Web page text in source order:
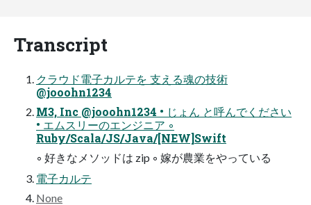
Transcript
クラウド電子カルテを 支える魂の技術
@jooohn1234
M3, Inc @jooohn1234 • じょん と呼んでください
• エムスリーのエンジニア ◦
Ruby/Scala/JS/Java/[NEW]Swift
◦ 好きなメソッドは zip ◦ 嫁が農業をやっている
電子カルテ
None